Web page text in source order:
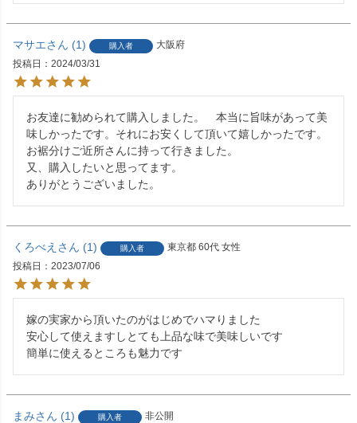
マサエ 1 購入者
大阪府
投稿日
2024/03/31
お友達に勧められて購入しました。　本当に旨味があって美
味しかったです。それにお安くして頂いて嬉しかったです。
お裾分けご近所さんに持って行きました。
又、購入したいと思ってます。
くろべえ 1 購入者 東京都 60代 女性
投稿日
2023/07/06
嫁の実家から頂いたのがはじめでハマりました
安心して使えますしとても上品な味で美味しいです
簡単に使えるところも魅力です
まみ 1 購入者
非公開